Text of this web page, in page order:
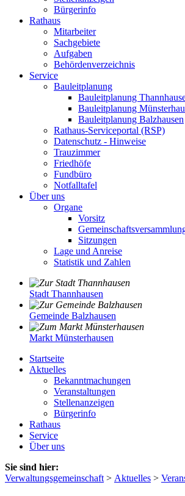
Bürgerinfo
Rathaus
Mitarbeiter
Sachgebiete
Aufgaben
Behördenverzeichnis
Service
Bauleitplanung
Bauleitplanung
Bauleitplanung
Bauleitplanung Balzhausen
Rathaus-Serviceportal (RSP)
Datenschutz - Hinweise
Trauzimmer
Friedhöfe
Fundbüro
Notfalltafel
Über uns
Organe
Vorsitz
Sitzungen
Lage und Anreise
Statistik und Zahlen
Stadt Thannhausen
Gemeinde Balzhausen
Markt Münsterhausen
Startseite
Aktuelles
Bekanntmachungen
Veranstaltungen
Stellenanzeigen
Bürgerinfo
Rathaus
Service
Über uns
Sie sind hier:
Verwaltungsgemeinschaft > Aktuelles >